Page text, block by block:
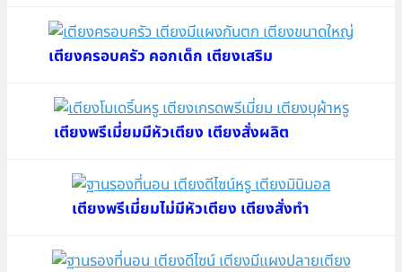
เตียงครอบครัว คอกเด็ก เตียงเสริม
เตียงพรีเมี่ยมมีหัวเตียง เตียงสั่งผลิต
เตียงพรีเมี่ยมไม่มีหัวเตียง เตียงสั่งทำ